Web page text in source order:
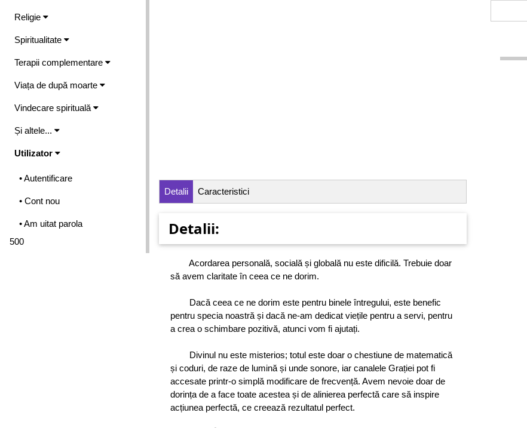
Religie
Spiritualitate
Terapii complementare
Viața de după moarte
Vindecare spirituală
Și altele...
Utilizator
• Autentificare
• Cont nou
• Am uitat parola
500
Detalii Caracteristici
Detalii:
Acordarea personală, socială și globală nu este dificilă. Trebuie doar
să avem claritate în ceea ce ne dorim.
Dacă ceea ce ne dorim este pentru binele întregului, este benefic
pentru specia noastră și dacă ne-am dedicat viețile pentru a servi, pentru
a crea o schimbare pozitivă, atunci vom fi ajutați.
Divinul nu este misterios; totul este doar o chestiune de matematică
și coduri, de raze de lumină și unde sonore, iar canalele Grației pot fi
accesate printr-o simplă modificare de frecvență. Avem nevoie doar de
dorința de a face toate acestea și de alinierea perfectă care să inspire
acțiunea perfectă, ce creează rezultatul perfect.